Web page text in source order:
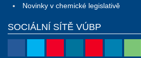
Novinky v chemické legislativě
SOCIÁLNÍ SÍTĚ VÚBP